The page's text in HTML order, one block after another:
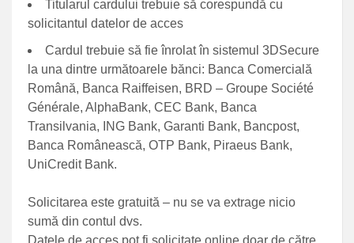
Titularul cardului trebuie să corespundă cu
solicitantul datelor de acces
Cardul trebuie să fie înrolat în sistemul 3DSecure
la una dintre următoarele bănci: Banca Comercială
Română, Banca Raiffeisen, BRD – Groupe Société
Générale, AlphaBank, CEC Bank, Banca
Transilvania, ING Bank, Garanti Bank, Bancpost,
Banca Românească, OTP Bank, Piraeus Bank,
UniCredit Bank.
Solicitarea este gratuită – nu se va extrage nicio
sumă din contul dvs.
Datele de acces pot fi solicitate online doar de către